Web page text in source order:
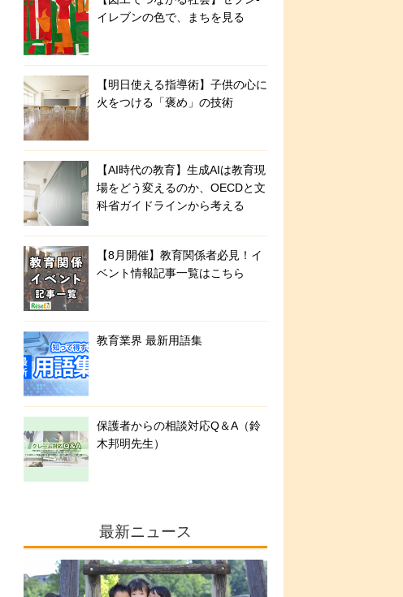
イレブンの色で、まちを見る
【明日使える指導術】子供の心に
火をつける「褒め」の技術
【AI時代の教育】生成AIは教育現
場をどう変えるのか、OECDと文
科省ガイドラインから考える
【8月開催】教育関係者必見！イ
ベント情報記事一覧はこちら
教育業界 最新用語集
保護者からの相談対応Q＆A（鈴
木邦明先生）
最新ニュース